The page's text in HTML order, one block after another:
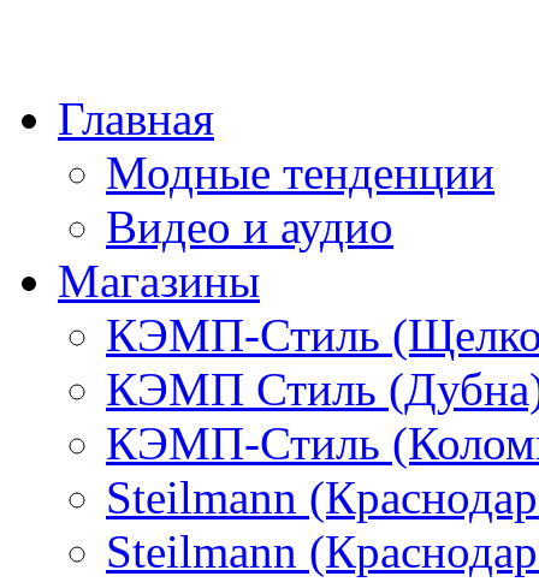
Главная
Модные тенденции
Видео и аудио
Магазины
КЭМП-Стиль
КЭМП Стиль
КЭМП-Стиль
Steilmann
Steilmann